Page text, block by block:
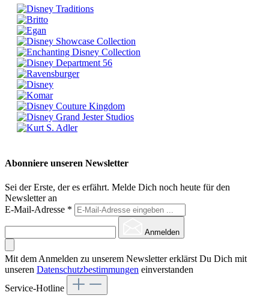
Abonniere unseren Newsletter
Sei der Erste, der es erfährt. Melde Dich noch heute für den
Newsletter an
E-Mail-Adresse *
Anmelden
Mit dem Anmelden zu unserem Newsletter erklärst Du Dich mit
unseren Datenschutzbestimmungen einverstanden
Service-Hotline